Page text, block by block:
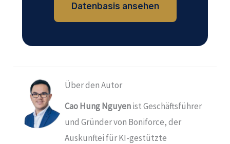
Datenbasis ansehen
Über den Autor
Cao Hung Nguyenist Geschäftsführer
und Gründer von Boniforce, der
Auskunftei für KI-gestützte